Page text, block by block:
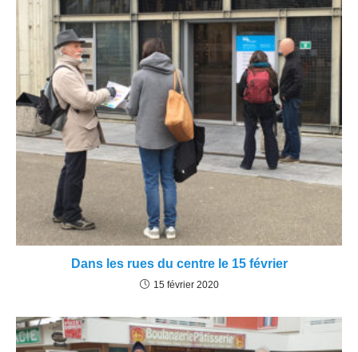
Dans les rues du centre le 15 février
15 février 2020